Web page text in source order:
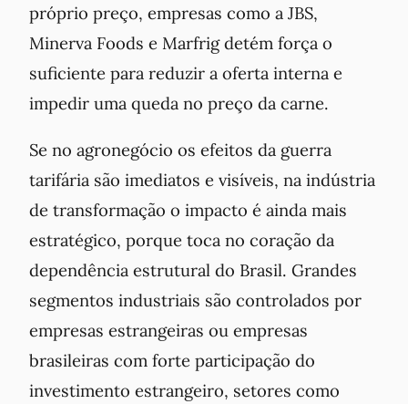
próprio preço, empresas como a JBS,
Minerva Foods e Marfrig detém força o
suficiente para reduzir a oferta interna e
impedir uma queda no preço da carne.
Se no agronegócio os efeitos da guerra
tarifária são imediatos e visíveis, na indústria
de transformação o impacto é ainda mais
estratégico, porque toca no coração da
dependência estrutural do Brasil. Grandes
segmentos industriais são controlados por
empresas estrangeiras ou empresas
brasileiras com forte participação do
investimento estrangeiro, setores como